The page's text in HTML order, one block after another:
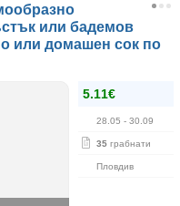
или бадемов
или домашен сок по
5.11€
28.05 - 30.09
35 грабнати
Пловдив